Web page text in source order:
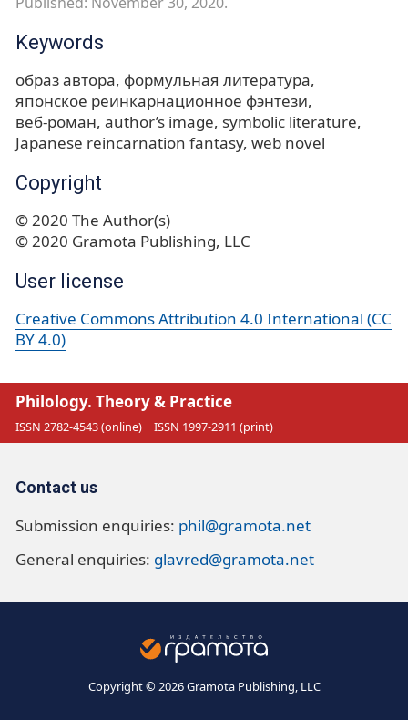
Keywords
образ автора формульная литература
японское реинкарнационное фэнтези
веб-роман author’s image symbolic literature
Japanese reincarnation fantasy web novel
Copyright
© 2020 The Author(s)
© 2020 Gramota Publishing, LLC
User license
Creative Commons Attribution 4.0 International (CC
BY 4.0)
Philology. Theory & Practice
ISSN 2782-4543 (online) ISSN 1997-2911 (print)
Contact us
Submission enquiries: phil@gramota.net
General enquiries: glavred@gramota.net
Copyright © 2026 Gramota Publishing, LLC